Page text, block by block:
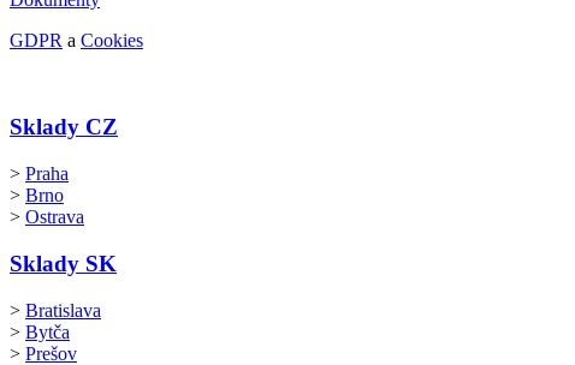
GDPR a Cookies
Sklady CZ
> Praha
> Brno
> Ostrava
Sklady SK
> Bratislava
> Bytča
> Prešov